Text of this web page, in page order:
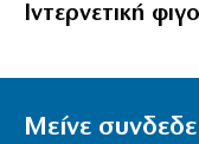
Ιντερνετική
Μείνε